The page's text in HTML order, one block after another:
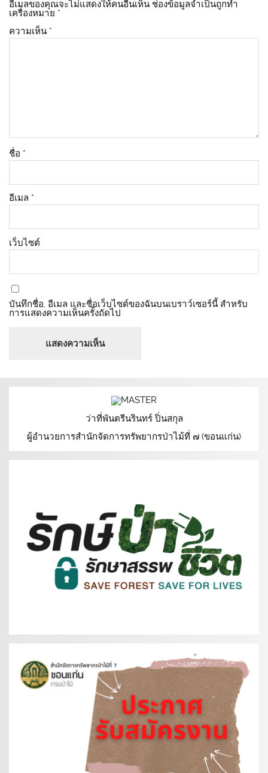
อีเมลของคุณจะไม่แสดงให้คนอื่นเห็น ช่องข้อมูลจำเป็นถูกทำ
เครื่องหมาย *
ความเห็น *
ชื่อ *
อีเมล *
เว็บไซต์
บันทึกชื่อ, อีเมล และชื่อเว็บไซต์ของฉันบนเบราว์เซอร์นี้ สำหรับ
การแสดงความเห็นครั้งถัดไป
ว่าที่พันตรีนรินทร์ ปิ่นสกุล
ผู้อำนวยการสำนักจัดการทรัพยากรป่าไม้ที่ ๗ (ขอนแก่น)